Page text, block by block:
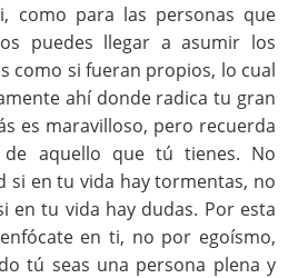
como para las personas que
puedes llegar a asumir los
como si fueran propios, lo cual
ahí donde radica tu gran
es maravilloso, pero recuerda
aquello que tú tienes. No
si en tu vida hay tormentas, no
en tu vida hay dudas. Por esta
en ti, no por egoísmo,
tú seas una persona plena y